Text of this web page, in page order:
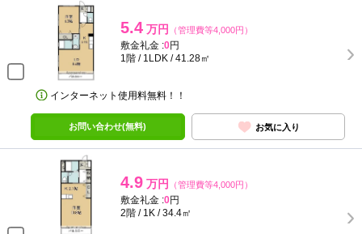
5.4 万円 （管理費等4,000円）
敷金礼金 :0円
1階 / 1LDK / 41.28㎡
インターネット使用料無料！！
お問い合わせ(無料) お気に入り
4.9 万円 （管理費等4,000円）
敷金礼金 :0円
2階 / 1K / 34.4㎡